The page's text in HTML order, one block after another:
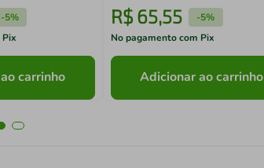
-5%
carrinho
R$ 65,55 -5%
No pagamento com Pix
Adicionar ao carrinho